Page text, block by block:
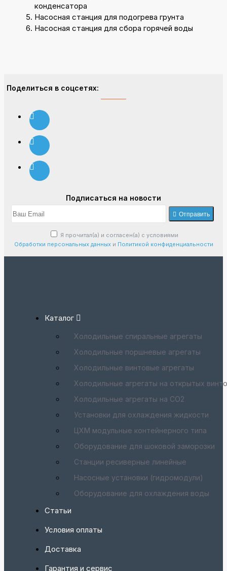
конденсатора
Насосная станция для подогрева грунта
Насосная станция для сбора горячей воды
Поделиться в соцсетях:
Подписаться на новости
Отправить
Я прочитал(а) и согласен(а) с условиями
Обработки персональных данныхи Политикой конфиденциальности
Каталог
Холодильные спиральные агрегаты
Холодильные поршневые агрегаты
Холодильные винтовые агрегаты
Холодильные агрегаты на открытых
Холодильные агрегаты на CO2
Установки для охлаждения жидкости
ЦХМ модульные контейнерного типа
Оборудование для шоковой заморозки
Станции ресиверные линейные
Насосные установки (гидромодули)
Оборудование для охлаждения воды
Статьи
Условия оплаты
Доставка
Гарантия и сервис